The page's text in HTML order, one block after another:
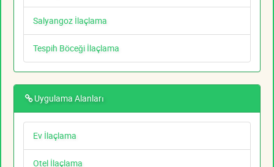
Salyangoz İlaçlama
Tespih Böceği İlaçlama
Uygulama Alanları
Ev İlaçlama
Otel İlaçlama